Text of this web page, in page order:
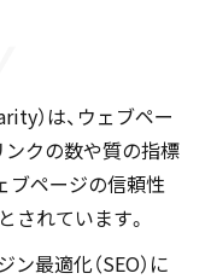
）は、ウェブペー
クの数や質の指標
ブページの信頼性
されています。
最適化（SEO）に